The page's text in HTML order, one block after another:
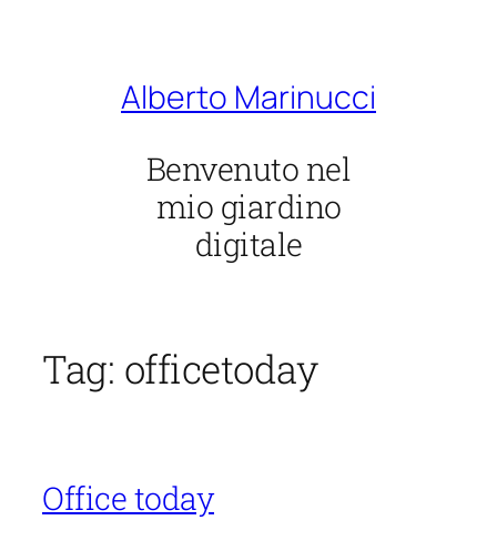
Alberto Marinucci
Benvenuto nel
mio giardino
digitale
Tag: officetoday
Office today